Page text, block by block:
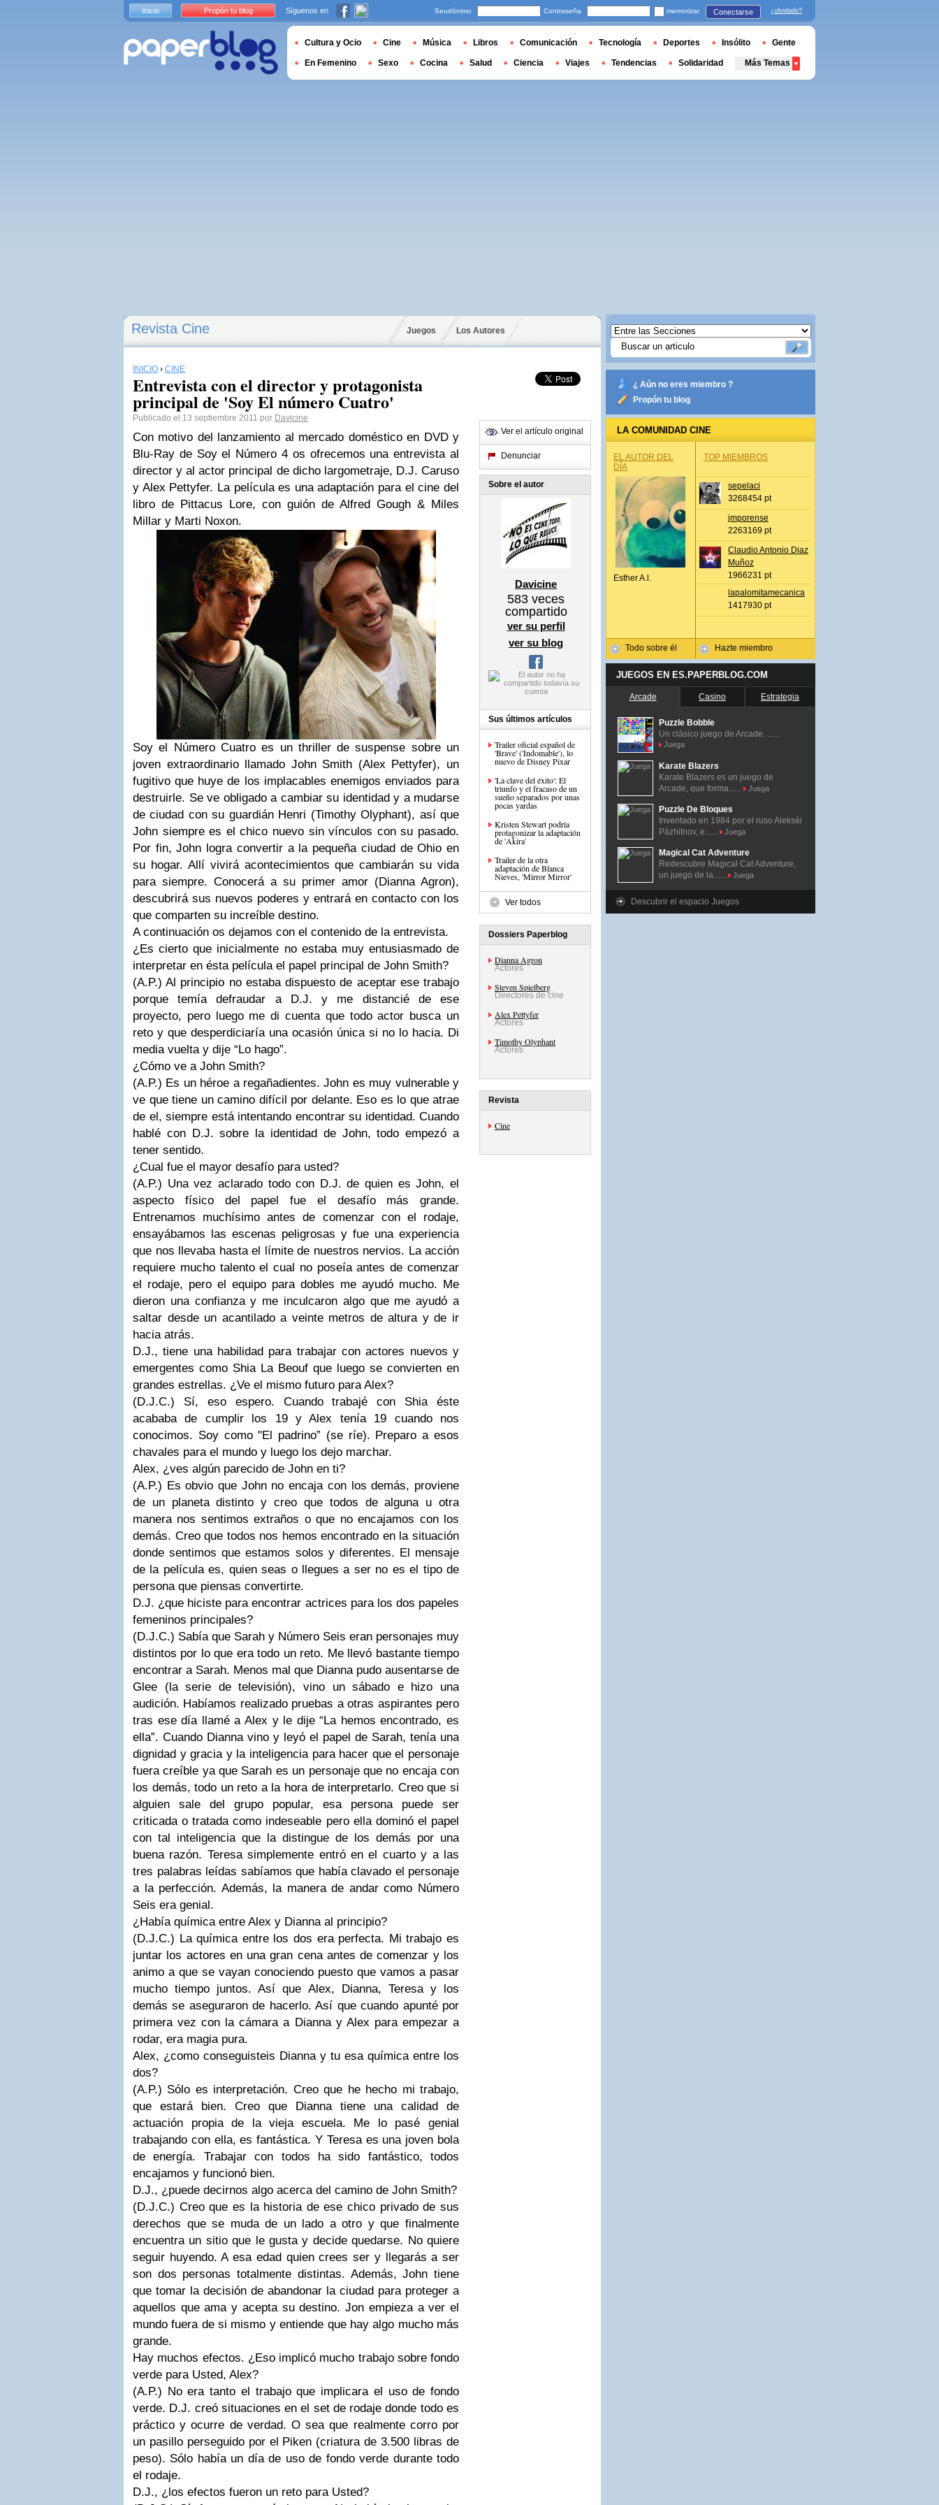
Revista Cine Juegos Los Autores
INICIO › CINE
Entrevista con el director y protagonista
principal de 'Soy El número Cuatro'
Publicado el 13 septiembre 2011 por Davicine
Con motivo del lanzamiento al mercado doméstico en DVD y
Blu-Ray de Soy el Número 4 os ofrecemos una entrevista al
director y al actor principal de dicho largometraje, D.J. Caruso
y Alex Pettyfer. La película es una adaptación para el cine del
libro de Pittacus Lore, con guión de Alfred Gough & Miles
Millar y Marti Noxon.
Soy el Número Cuatroes un thriller de suspense sobre un
joven extraordinario llamado John Smith (Alex Pettyfer), un
fugitivo que huye de los implacables enemigos enviados para
destruirle. Se ve obligado a cambiar su identidad y a mudarse
de ciudad con su guardián Henri (Timothy Olyphant), así que
John siempre es el chico nuevo sin vínculos con su pasado.
Por fin, John logra convertir a la pequeña ciudad de Ohio en
su hogar. Allí vivirá acontecimientos que cambiarán su vida
para siempre. Conocerá a su primer amor (Dianna Agron),
descubrirá sus nuevos poderes y entrará en contacto con los
que comparten su increíble destino.
A continuación os dejamos con el contenido de la entrevista.
¿Es cierto que inicialmente no estaba muy entusiasmado de
interpretar en ésta película el papel principal de John Smith?
(A.P.) Al principio no estaba dispuesto de aceptar ese trabajo
porque temía defraudar a D.J. y me distancié de ese
proyecto, pero luego me di cuenta que todo actor busca un
reto y que desperdiciaría una ocasión única si no lo hacia. Di
media vuelta y dije “Lo hago”.
¿Cómo ve a John Smith?
(A.P.) Es un héroe a regañadientes. John es muy vulnerable y
ve que tiene un camino difícil por delante. Eso es lo que atrae
de el, siempre está intentando encontrar su identidad. Cuando
hablé con D.J. sobre la identidad de John, todo empezó a
tener sentido.
¿Cual fue el mayor desafío para usted?
(A.P.) Una vez aclarado todo con D.J. de quien es John, el
aspecto físico del papel fue el desafío más grande.
Entrenamos muchísimo antes de comenzar con el rodaje,
ensayábamos las escenas peligrosas y fue una experiencia
que nos llevaba hasta el límite de nuestros nervios. La acción
requiere mucho talento el cual no poseía antes de comenzar
el rodaje, pero el equipo para dobles me ayudó mucho. Me
dieron una confianza y me inculcaron algo que me ayudó a
saltar desde un acantilado a veinte metros de altura y de ir
hacia atrás.
D.J., tiene una habilidad para trabajar con actores nuevos y
emergentes como Shia La Beouf que luego se convierten en
grandes estrellas. ¿Ve el mismo futuro para Alex?
(D.J.C.) Sí, eso espero. Cuando trabajé con Shiaéste
acababa de cumplir los 19 yAlex tenía 19 cuando nos
conocimos. Soy como "El padrino” (se ríe). Preparo a esos
chavales para el mundo y luego los dejo marchar.
Alex, ¿ves algún parecido de John en ti?
(A.P.) Es obvio que John no encaja con los demás, proviene
de un planeta distinto y creo que todos de alguna u otra
manera nos sentimos extraños o que no encajamos con los
demás. Creo que todos nos hemos encontrado en la situación
donde sentimos que estamos solos y diferentes. El mensaje
de la película es, quien seas o llegues a ser no es el tipo de
persona que piensas convertirte.
D.J. ¿que hiciste para encontrar actrices para los dos papeles
femeninos principales?
(D.J.C.) Sabía que Sarah y Número Seis eran personajes muy
distintos por lo que era todo un reto. Me llevó bastante tiempo
encontrar a Sarah. Menos mal que Diannapudo ausentarse de
Glee (la serie de televisión), vino un sábado e hizo una
audición. Habíamos realizado pruebas a otras aspirantes pero
tras ese día llamé a Alex y le dije “La hemos encontrado, es
ella”. Cuando Diannavino y leyó el papel de Sarah, tenía una
dignidad y gracia y la inteligencia para hacer que el personaje
fuera creíble ya que Sarah es un personaje que no encaja con
los demás, todo un reto a la hora de interpretarlo. Creo que si
alguien sale del grupo popular, esa persona puede ser
criticada o tratada como indeseable pero ella dominó el papel
con tal inteligencia que la distingue de los demás por una
buena razón. Teresa simplemente entró en el cuarto y a las
tres palabras leídas sabíamos que había clavado el personaje
a la perfección. Además, la manera de andar como Número
Seis era genial.
¿Había química entre Alex y Dianna al principio?
(D.J.C.) La química entre los dos era perfecta. Mi trabajo es
juntar los actores en una gran cena antes de comenzar y los
animo a que se vayan conociendo puesto que vamos a pasar
mucho tiempo juntos. Así que Alex, Dianna, Teresay los
demás se aseguraron de hacerlo. Así que cuando apunté por
primera vez con la cámara a Diannay Alex para empezar a
rodar, era magia pura.
Alex, ¿como conseguisteis Dianna y tu esa química entre los
dos?
(A.P.) Sólo es interpretación. Creo que he hecho mi trabajo,
que estará bien. Creo que Diannatiene una calidad de
actuación propia de la vieja escuela. Me lo pasé genial
trabajando con ella, es fantástica. Y Teresa es una joven bola
de energía. Trabajar con todos ha sido fantástico, todos
encajamos y funcionó bien.
D.J., ¿puede decirnos algo acerca del camino de John Smith?
(D.J.C.) Creo que es la historia de ese chico privado de sus
derechos que se muda de un lado a otro y que finalmente
encuentra un sitio que le gusta y decide quedarse. No quiere
seguir huyendo. A esa edad quien crees ser y llegarás a ser
son dos personas totalmente distintas. Además, John tiene
que tomar la decisión de abandonar la ciudad para proteger a
aquellos que ama y acepta su destino. Jon empieza a ver el
mundo fuera de si mismo y entiende que hay algo mucho más
grande.
Hay muchos efectos. ¿Eso implicó mucho trabajo sobre fondo
verde para Usted, Alex?
(A.P.) No era tanto el trabajo que implicara el uso de fondo
verde. D.J. creó situaciones en el set de rodaje donde todo es
práctico y ocurre de verdad. O sea que realmente corro por
un pasillo perseguido por el Piken (criatura de 3.500 libras de
peso). Sólo había un día de uso de fondo verde durante todo
el rodaje.
D.J., ¿los efectos fueron un reto para Usted?
Ver el artículo original
Denunciar
Sobre el autor
Davicine
583 veces
compartido
ver su perfil
ver su blog
Sus últimos artículos
Trailer oficial español de
'Brave' ('Indomable'), lo
nuevo de Disney Pixar
'La clave del éxito': El
triunfo y el fracaso de un
sueño separados por unas
pocas yardas
Kristen Stewart podría
protagonizar la adaptación
de 'Akira'
Trailer de la otra
adaptación de Blanca
Nieves, 'Mirror Mirror'
Ver todos
Dossiers Paperblog
Dianna Agron
Actores
Steven Spielberg
Directores de cine
Alex Pettyfer
Actores
Timothy Olyphant
Actores
Revista
Cine
¿ Aún no eres miembro ?
Propón tu blog
LA COMUNIDAD CINE
EL AUTOR DEL
DÍA
Esther A.l.
Todo sobre él
TOP MIEMBROS
sepelaci
3268454 pt
jmporense
2263169 pt
Claudio Antonio Diaz
Muñoz
1966231 pt
lapalomitamecanica
1417930 pt
Hazte miembro
JUEGOS EN ES.PAPERBLOG.COM
Arcade Casino Estrategia
Puzzle Bobble
Un clásico juego de Arcade. ......
Juega
Karate Blazers
Karate Blazers es un juego de
Arcade, que forma......
Juega
Puzzle De Bloques
Inventado en 1984 por el ruso Alekséi
Pázhitnov, e......
Juega
Magical Cat Adventure
Redescubre Magical Cat Adventure,
un juego de la......
Juega
Descubrir el espacio Juegos
Inicio Propón tu blog Síguenos en Seudónimo Contraseña memorizar Conectarse ¿olvidado?
Cultura y Ocio Cine Música Libros Comunicación Tecnología Deportes Insólito Gente
En Femenino Sexo Cocina Salud Ciencia Viajes Tendencias Solidaridad Más Temas